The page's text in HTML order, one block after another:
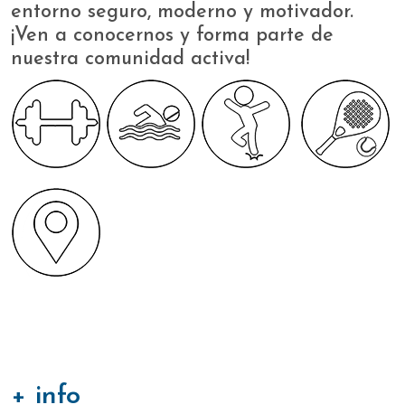
entorno seguro, moderno y motivador.
¡Ven a conocernos y forma parte de
nuestra comunidad activa!
+ info